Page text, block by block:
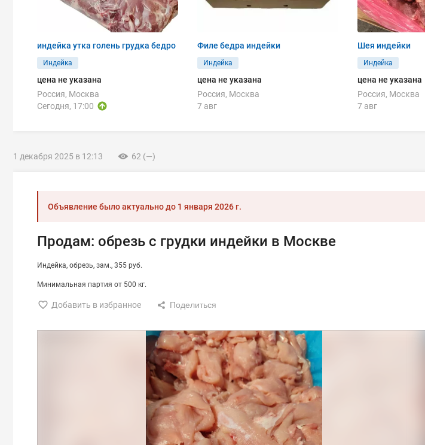
индейка утка голень грудка бедро
Индейка
цена не указана
Россия, Москва
Сегодня, 17:00
Филе бедра индейки
Индейка
цена не указана
Россия, Москва
7 авг
Шея индейки
Индейка
цена не указана
Россия, Москва
7 авг
1 декабря 2025 в 12:13 62 (—)
Объявление было актуально до 1 января 2026 г.
Продам: обрезь с грудки индейки в Москве
Индейка обрезь зам. 355 руб.
Минимальная партия от 500 кг.
Добавить в избранное